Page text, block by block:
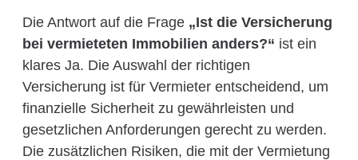
Die Antwort auf die Frage „Ist die Versicherung
bei vermieteten Immobilien anders?“ ist ein
klares Ja. Die Auswahl der richtigen
Versicherung ist für Vermieter entscheidend, um
finanzielle Sicherheit zu gewährleisten und
gesetzlichen Anforderungen gerecht zu werden.
Die zusätzlichen Risiken, die mit der Vermietung